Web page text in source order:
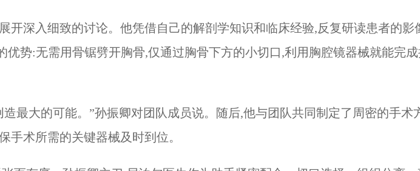
开深入细致的讨论。他凭借自己的解剖学知识和临床经验,反复研读患者的
优势:无需用骨锯劈开胸骨,仅通过胸骨下方的小切口,利用胸腔镜器械就能完
造最大的可能。”孙振卿对团队成员说。随后,他与团队共同制定了周密的手
手术所需的关键器械及时到位。